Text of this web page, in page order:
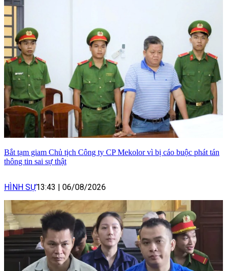
Bắt tạm giam Chủ tịch Công ty CP Mekolor vì bị cáo buộc phát tán
thông tin sai sự thật
HÌNH SỰ13:43 06/08/2026